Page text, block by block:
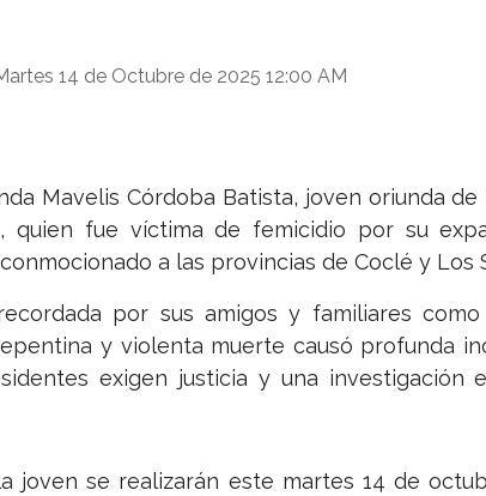
14 de Octubre de 2025 12:00 AM
Mavelis Córdoba Batista, joven oriunda
quien fue víctima de femicidio por su
a las provincias de Coclé y Los
por sus amigos y familiares como
y violenta muerte causó profunda
exigen justicia y una investigación
joven se realizarán este martes 14 de